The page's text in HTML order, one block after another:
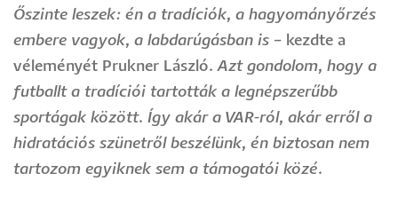
Őszinte leszek: én a tradíciók, a hagyományőrzés
embere vagyok, a labdarúgásban is – kezdte a
véleményét Prukner László.Azt gondolom, hogy a
futballt a tradíciói tartották a legnépszerűbb
sportágak között. Így akár a VAR-ról, akár erről a
hidratációs szünetről beszélünk, én biztosan nem
tartozom egyiknek sem a támogatói közé.